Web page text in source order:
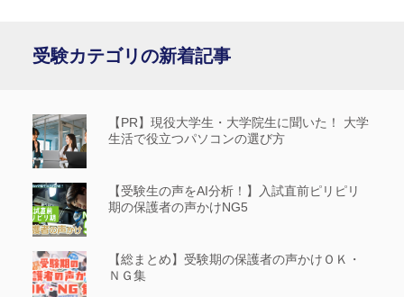
受験カテゴリの新着記事
【PR】現役大学生・大学院生に聞いた！ 大学
生活で役立つパソコンの選び方
【受験生の声をAI分析！】入試直前ピリピリ
期の保護者の声かけNG5
【総まとめ】受験期の保護者の声かけＯＫ・
ＮＧ集